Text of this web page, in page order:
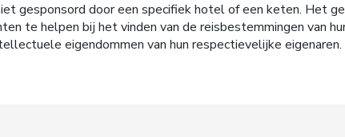
gesponsord door een specifiek hotel of een keten. Het
te helpen bij het vinden van de reisbestemmingen van
eigendommen van hun respectievelijke eigenaren.